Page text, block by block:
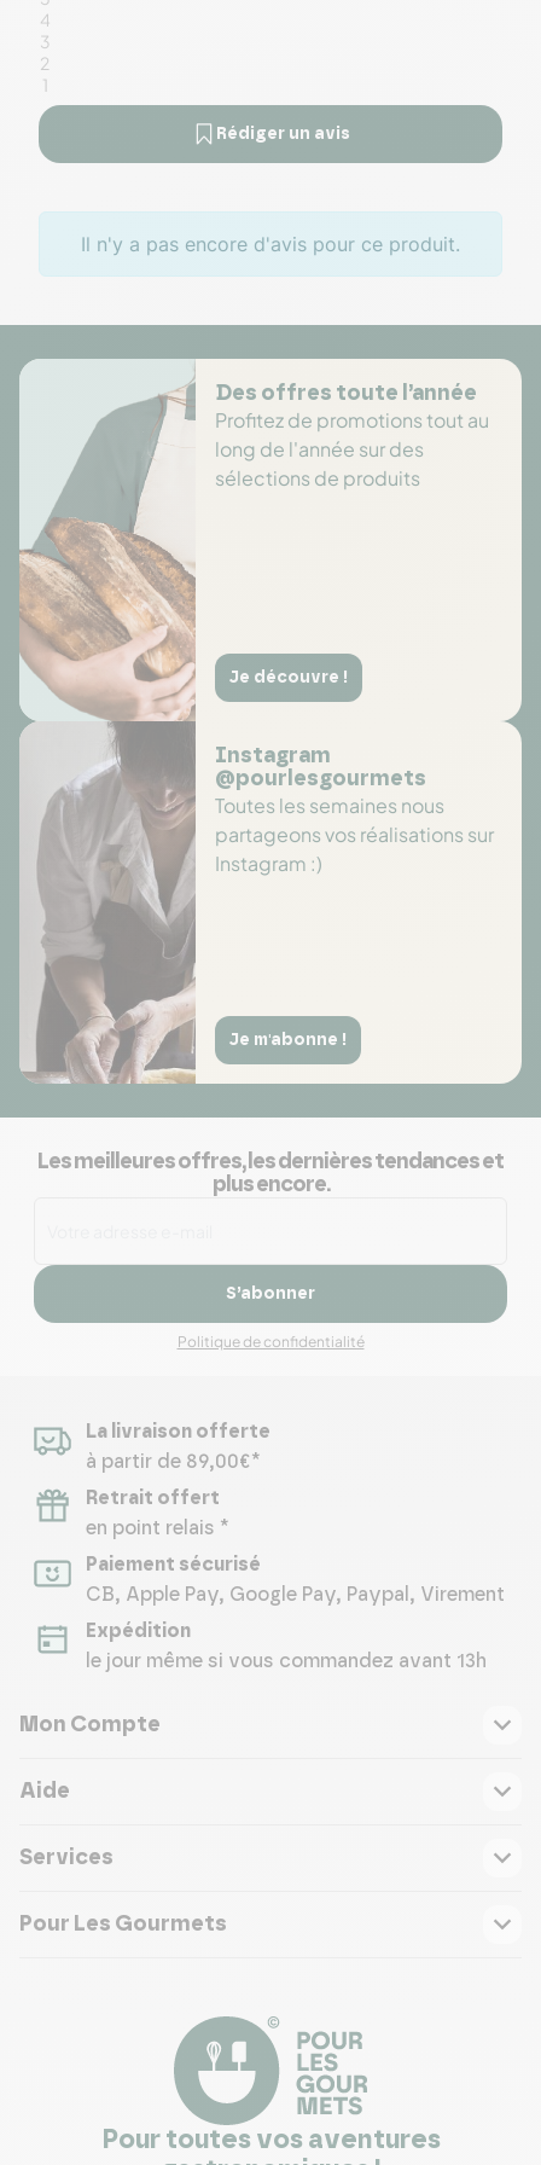
4
3
2
1
Rédiger un avis
Il n'y a pas encore d'avis pour ce produit.
Des offres toute l’année
Profitez de promotions tout au
long de l'année sur des
sélections de produits
Je découvre !
Instagram
@pourlesgourmets
Toutes les semaines nous
partageons vos réalisations sur
Instagram :)
Je m'abonne !
Les meilleures offres, les dernières tendances et
plus encore.
S’abonner
Politique de confidentialité
La livraison offerte
à partir de 89,00€*
Retrait offert
en point relais *
Paiement sécurisé
CB, Apple Pay, Google Pay, Paypal, Virement
Expédition
le jour même si vous commandez avant 13h
Mon Compte
Aide
Services
Pour Les Gourmets
Pour toutes vos aventures